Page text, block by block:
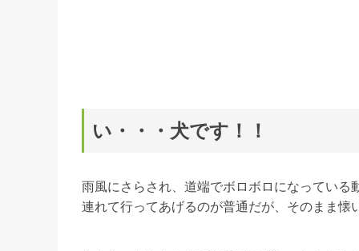
い・・・犬です！！
雨風にさらされ、道端でボロボロになってい
連れて行ってあげるのが普通だが、そのまま